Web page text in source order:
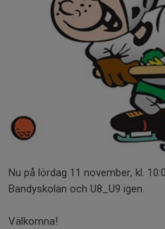
Nu på lördag 11 november, kl.
Bandyskolan och U8_U9 igen.
Välkomna!